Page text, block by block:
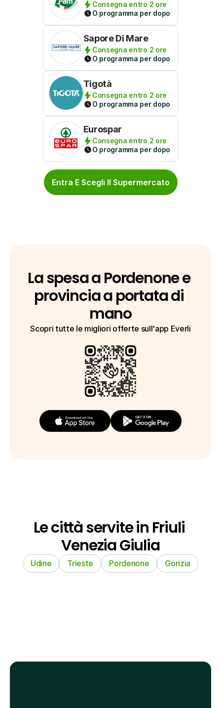
Consegna entro 2 ore
O programma per dopo
Sapore Di Mare
Consegna entro 2 ore
O programma per dopo
Tigotà
Consegna entro 2 ore
O programma per dopo
Eurospar
Consegna entro 2 ore
O programma per dopo
Entra E Scegli Il Supermercato
La spesa a Pordenone e
provincia a portata di
mano
Scopri tutte le migliori offerte sull'app Everli
Le città servite in Friuli
Venezia Giulia
Udine Trieste Pordenone Gorizia